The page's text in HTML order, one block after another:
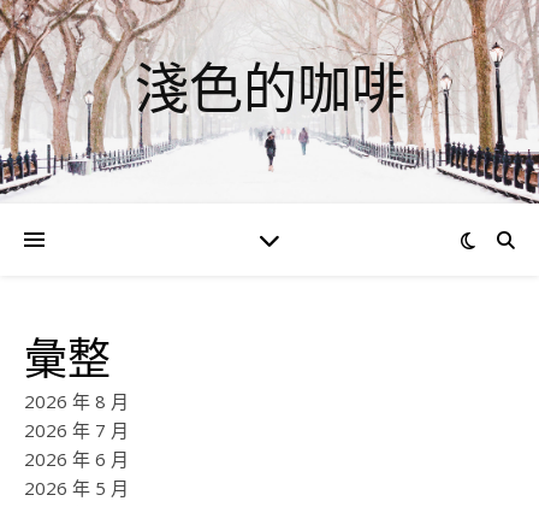
淺色的咖啡
彙整
2026 年 8 月
2026 年 7 月
2026 年 6 月
2026 年 5 月